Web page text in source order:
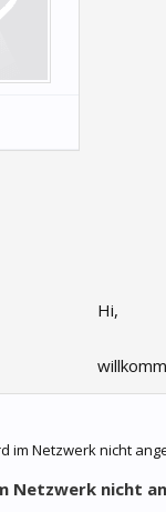
Hi,
im Netzwerk nicht
Netzwerk nicht